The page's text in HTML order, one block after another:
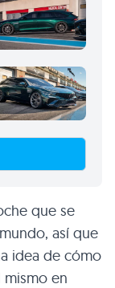
que se
así que
idea de cómo
en